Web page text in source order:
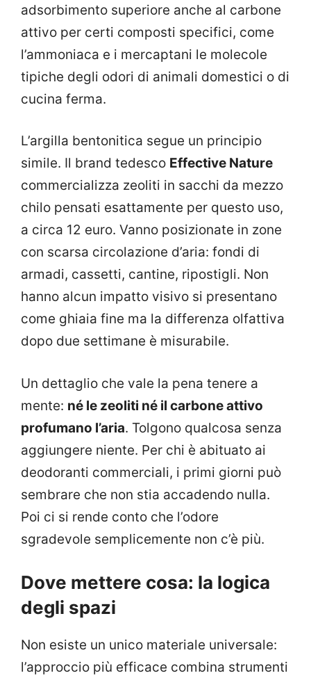
adsorbimento superiore anche al carbone
attivo per certi composti specifici, come
l’ammoniaca e i mercaptani le molecole
tipiche degli odori di animali domestici o di
cucina ferma.
L’argilla bentonitica segue un principio
simile. Il brand tedesco Effective Nature
commercializza zeoliti in sacchi da mezzo
chilo pensati esattamente per questo uso,
a circa 12 euro. Vanno posizionate in zone
con scarsa circolazione d’aria: fondi di
armadi, cassetti, cantine, ripostigli. Non
hanno alcun impatto visivo si presentano
come ghiaia fine ma la differenza olfattiva
dopo due settimane è misurabile.
Un dettaglio che vale la pena tenere a
mente: né le zeoliti né il carbone attivo
profumano l’aria. Tolgono qualcosa senza
aggiungere niente. Per chi è abituato ai
deodoranti commerciali, i primi giorni può
sembrare che non stia accadendo nulla.
Poi ci si rende conto che l’odore
sgradevole semplicemente non c’è più.
Dove mettere cosa: la logica
degli spazi
Non esiste un unico materiale universale:
l’approccio più efficace combina strumenti